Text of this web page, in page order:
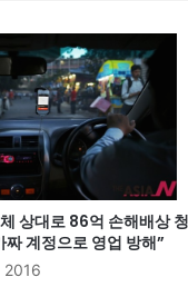
상대로 86억 손해배상 청
짜 계정으로 영업 방해”
2016